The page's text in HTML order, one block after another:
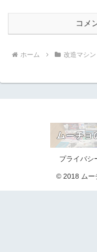
コメ
ホーム 改造マシン
プライバシ
© 2018 ムー